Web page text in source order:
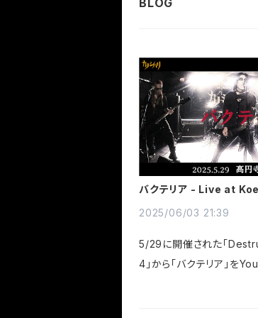
バクテリア - Live at
2025/06/03 21:39
5/29に開催された「
4」から「バクテリア」を
た！We've released